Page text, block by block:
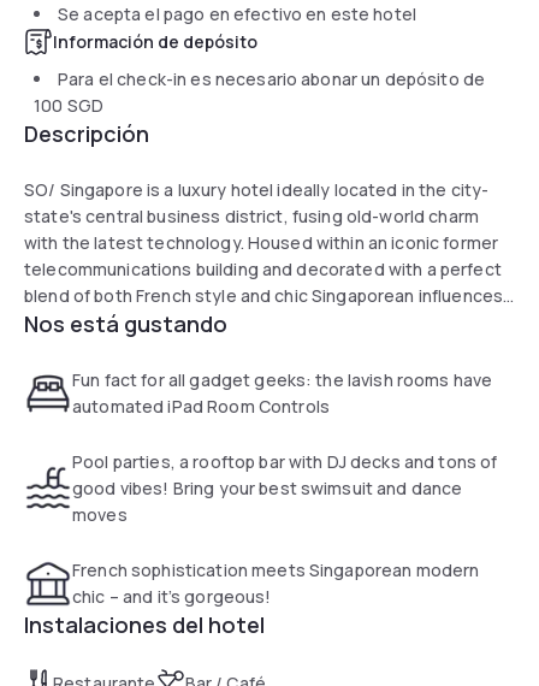
Se acepta el pago en efectivo en este hotel
Información de depósito
Para el check-in es necesario abonar un depósito de
100 SGD
Descripción
SO/ Singapore is a luxury hotel ideally located in the city-
state's central business district, fusing old-world charm
with the latest technology. Housed within an iconic former
telecommunications building and decorated with a perfect
blend of both French style and chic Singaporean influences,
it redefines the luxury hotel experience in the Lion City, and
charm at its best.
Nos está gustando
Fun fact for all gadget geeks: the lavish rooms have
automated iPad Room Controls
Pool parties, a rooftop bar with DJ decks and tons of
good vibes! Bring your best swimsuit and dance
moves
French sophistication meets Singaporean modern
chic – and it’s gorgeous!
Instalaciones del hotel